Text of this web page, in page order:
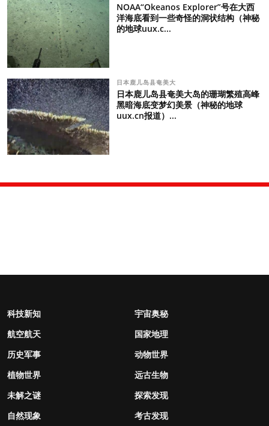
NOAA“Okeanos Explorer”号在大西
洋海底看到一些奇怪的洞状结构（神秘
的地球uux.c...
日本鹿儿岛县奄美大
日本鹿儿岛县奄美大岛的珊瑚繁殖高峰
黑暗海底变梦幻美景（神秘的地球
uux.cn报道）...
科技新知
宇宙奥秘
航空航天
国家地理
历史军事
动物世界
植物世界
远古生物
未解之谜
探索发现
自然现象
考古发现